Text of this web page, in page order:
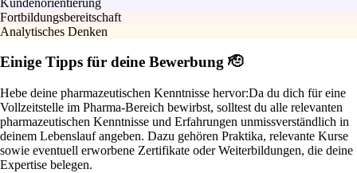
Fortbildungsbereitschaft
Analytisches Denken
Einige Tipps für deine Bewerbung 🫡
Hebe deine pharmazeutischen Kenntnisse hervor:Da du dich für eine
Vollzeitstelle im Pharma-Bereich bewirbst, solltest du alle relevanten
pharmazeutischen Kenntnisse und Erfahrungen unmissverständlich in
deinem Lebenslauf angeben. Dazu gehören Praktika, relevante Kurse
sowie eventuell erworbene Zertifikate oder Weiterbildungen, die deine
Expertise belegen.